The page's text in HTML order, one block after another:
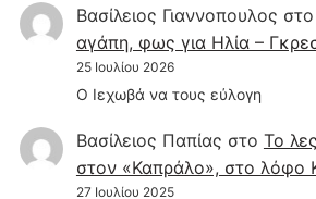
Βασίλειος Γιαννοπουλος στο
αγάπη, φως για Ηλία –
25 Ιουλίου 2026
Ο Ιεχωβά να τους εύλογη
Βασίλειος Παπίας στο Το
στον «Καπράλο», στο λόφο
27 Ιουλίου 2025